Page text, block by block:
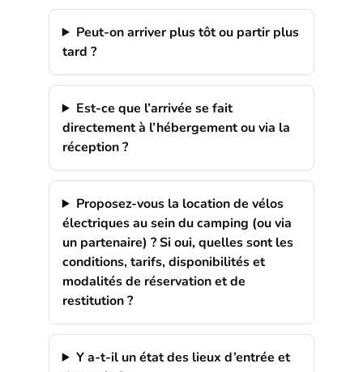
Peut-on arriver plus tôt ou partir plus
tard ?
Est-ce que l’arrivée se fait
directement à l’hébergement ou via la
réception ?
Proposez-vous la location de vélos
électriques au sein du camping (ou via
un partenaire) ? Si oui, quelles sont les
conditions, tarifs, disponibilités et
modalités de réservation et de
restitution ?
Y a-t-il un état des lieux d’entrée et